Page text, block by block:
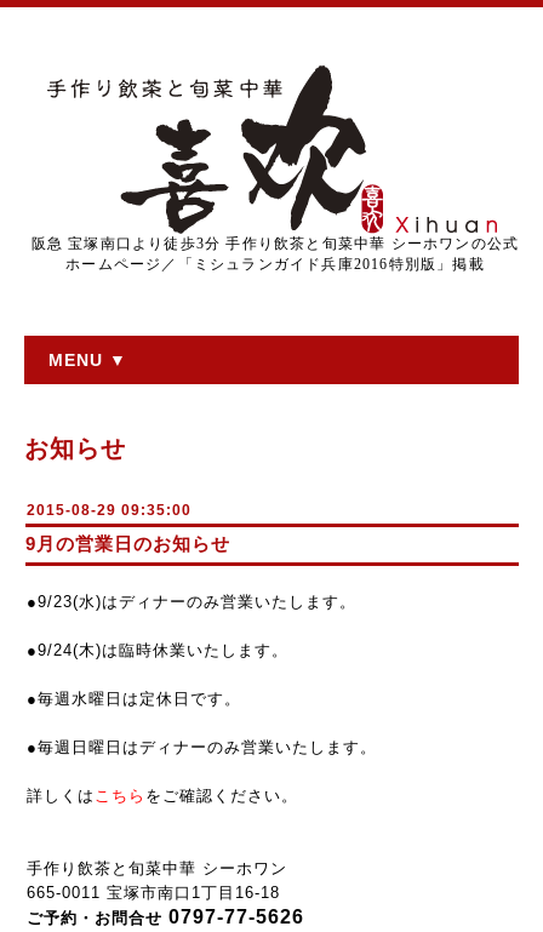
阪急 宝塚南口より徒歩3分 手作り飲茶と旬菜中華 シーホワンの公式
ホームページ／「ミシュランガイド兵庫2016特別版」掲載
MENU ▼
お知らせ
2015-08-29 09:35:00
9月の営業日のお知らせ
●9/23(水)はディナーのみ営業いたします。
●9/24(木)は臨時休業いたします。
●毎週水曜日は定休日です。
●毎週 日曜日はディナーのみ営業いたします。
詳しくは こちら をご確認ください。
手作り飲茶と旬菜中華 シーホワン
665-0011 宝塚市南口1丁目16-18
ご予約・お問合せ 0797-77-5626